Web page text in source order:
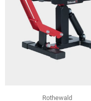
Rothewald